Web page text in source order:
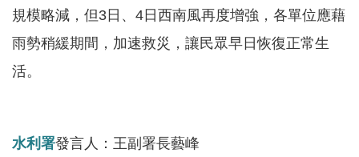
站
覽
頁
規模略減，但3日、4日西南風再度增強，各單位應藉
雨勢稍緩期間，加速救災，讓民眾早日恢復正常生
活。
水利署發言人：王副署長藝峰